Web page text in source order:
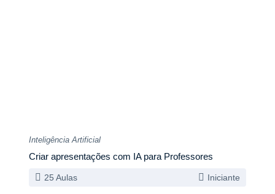
Inteligência Artificial
Criar apresentações com IA para Professores
25 Aulas Iniciante